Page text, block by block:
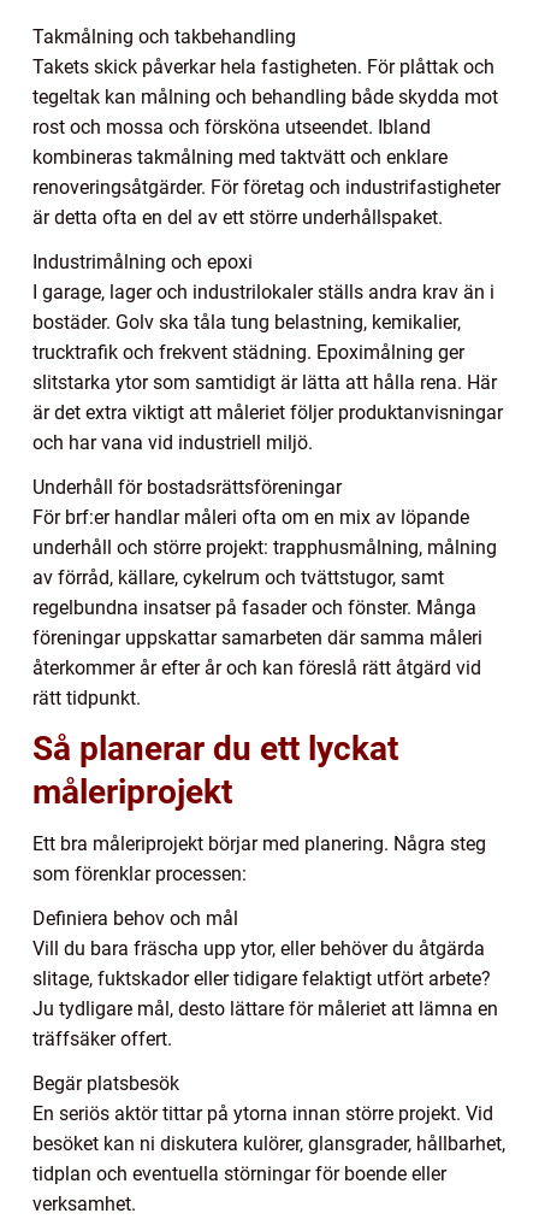
Takmålning och takbehandling
Takets skick påverkar hela fastigheten. För plåttak och
tegeltak kan målning och behandling både skydda mot
rost och mossa och försköna utseendet. Ibland
kombineras takmålning med taktvätt och enklare
renoveringsåtgärder. För företag och industrifastigheter
är detta ofta en del av ett större underhållspaket.
Industrimålning och epoxi
I garage, lager och industrilokaler ställs andra krav än i
bostäder. Golv ska tåla tung belastning, kemikalier,
trucktrafik och frekvent städning. Epoximålning ger
slitstarka ytor som samtidigt är lätta att hålla rena. Här
är det extra viktigt att måleriet följer produktanvisningar
och har vana vid industriell miljö.
Underhåll för bostadsrättsföreningar
För brf:er handlar måleri ofta om en mix av löpande
underhåll och större projekt: trapphusmålning, målning
av förråd, källare, cykelrum och tvättstugor, samt
regelbundna insatser på fasader och fönster. Många
föreningar uppskattar samarbeten där samma måleri
återkommer år efter år och kan föreslå rätt åtgärd vid
rätt tidpunkt.
Så planerar du ett lyckat
måleriprojekt
Ett bra måleriprojekt börjar med planering. Några steg
som förenklar processen:
Definiera behov och mål
Vill du bara fräscha upp ytor, eller behöver du åtgärda
slitage, fuktskador eller tidigare felaktigt utfört arbete?
Ju tydligare mål, desto lättare för måleriet att lämna en
träffsäker offert.
Begär platsbesök
En seriös aktör tittar på ytorna innan större projekt. Vid
besöket kan ni diskutera kulörer, glansgrader, hållbarhet,
tidplan och eventuella störningar för boende eller
verksamhet.